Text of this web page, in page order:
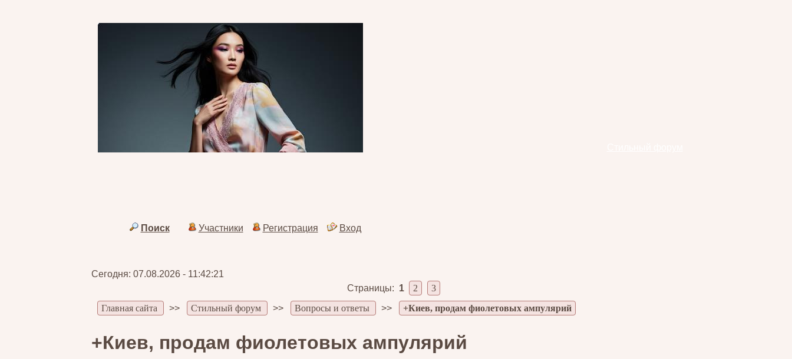
Поиск Участники Регистрация Вход
Сегодня: 07.08.2026 - 11:42:21
Страницы: 1 2
3
Главная сайта
>> Стильный форум >> Вопросы и ответы >> +Киев, продам фиолетовых ампулярий
+Киев, продам фиолетовых ампулярий